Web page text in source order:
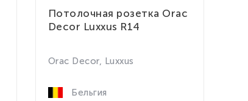
Потолочная розетка Orac
Decor Luxxus R14
Orac Decor, Luxxus
Бельгия